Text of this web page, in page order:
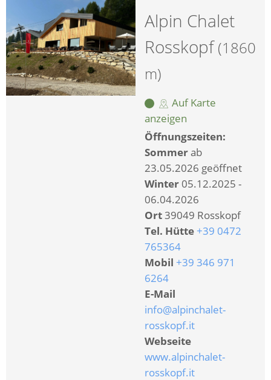
Alpin Chalet
Rosskopf(1860
m)
Auf Karte
anzeigen
Öffnungszeiten:
Sommerab
23.05.2026 geöffnet
Winter 05.12.2025 -
06.04.2026
Ort39049 Rosskopf
Tel. Hütte +39 0472
765364
Mobil +39 346 971
6264
E-Mail
info@alpinchalet-
rosskopf.it
Webseite
www.alpinchalet-
rosskopf.it